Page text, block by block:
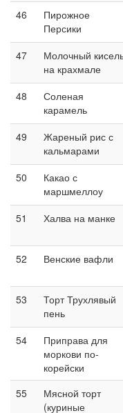
46
Пирожное
Персики
47
Молочный
на крахмале
48
Соленая
карамель
49
Жареный рис с
кальмарами
50
Какао с
маршмеллоу
51 Халва на манке
52 Венские вафли
53
Торт Трухлявый
пень
54
Приправа для
моркови по-
корейски
55
Мясной торт
(куриные